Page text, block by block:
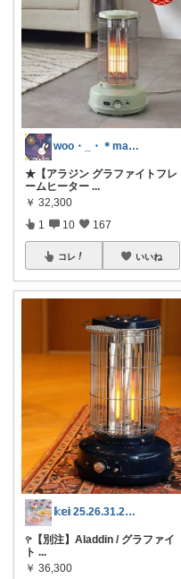
woo・_・＊maru＊room
★【アラジン グラファイトフレ
ームヒーター ...
￥ 32,300
1 10 167
コレ いいね
𝕜𝕖𝕚 25.26.31.2日💓
𖧤【別注】Aladdin / グラファイ
ト ...
￥ 36,300